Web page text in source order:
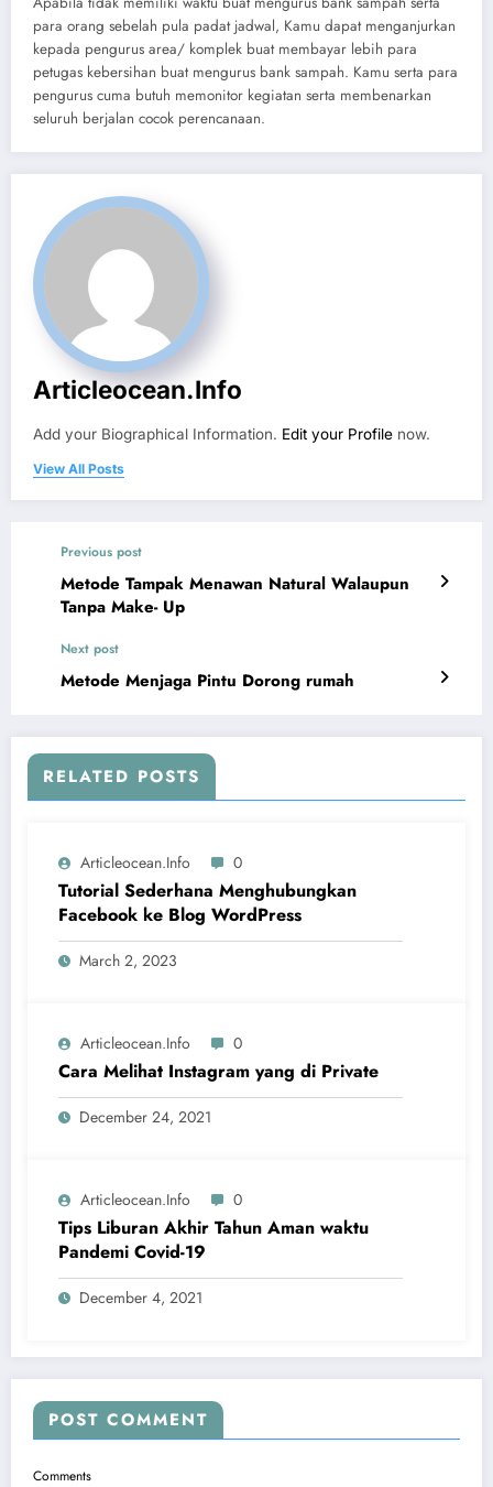
para orang sebelah pula padat jadwal, Kamu dapat menganjurkan
kepada pengurus area/ komplek buat membayar lebih para
petugas kebersihan buat mengurus bank sampah. Kamu serta para
pengurus cuma butuh memonitor kegiatan serta membenarkan
seluruh berjalan cocok perencanaan.
Articleocean.info
Add your Biographical Information. Edit your Profile now.
View All Posts
Previous post
Metode Tampak Menawan Natural Walaupun
Tanpa Make- Up
Next post
Metode Menjaga Pintu Dorong rumah
RELATED POSTS
Articleocean.info 0
Tutorial Sederhana Menghubungkan
Facebook ke Blog WordPress
March 2, 2023
Articleocean.info 0
Cara Melihat Instagram yang di Private
December 24, 2021
Articleocean.info 0
Tips Liburan Akhir Tahun Aman waktu
Pandemi Covid-19
December 4, 2021
POST COMMENT
Comments